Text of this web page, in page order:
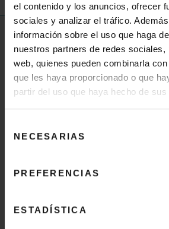
el contenido y los anuncios, ofrecer
sociales y analizar el tráfico.
información sobre el uso que haga
nuestros partners de redes sociales,
web, quienes pueden combinarla
que les haya proporcionado o que
partir del uso que haya hecho de
NECESARIAS
PREFERENCIAS
ESTADÍSTICA
se puede lograr si
¡VEN A VERNOS!
Resplandecerás
más avanzadas
INFORMACIÓN ÚTIL
Preguntas frecuentes
Preguntas frecuentes Salud y
Catálogo